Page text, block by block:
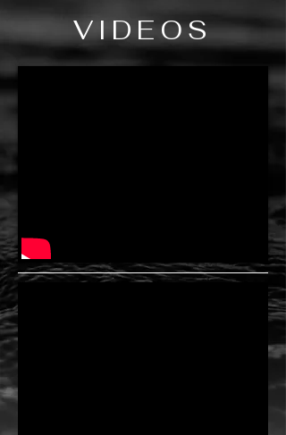
VIDEOS